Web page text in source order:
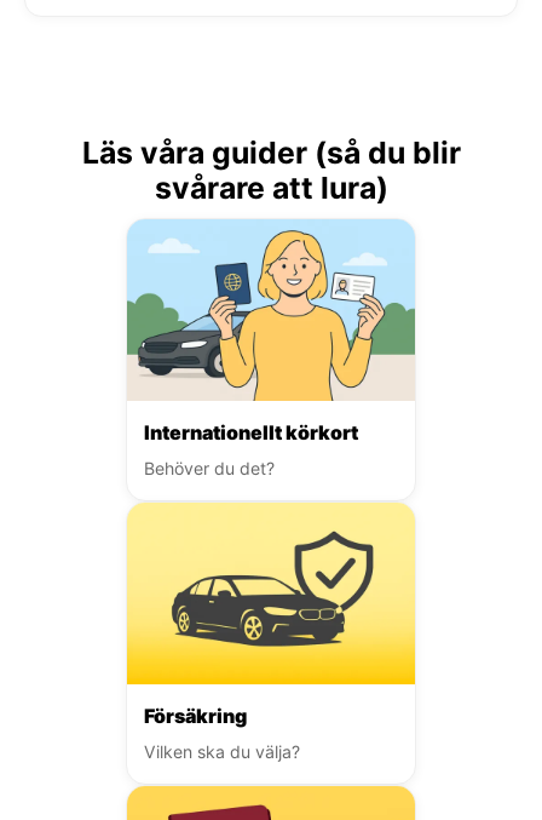
Läs våra guider (så du blir
svårare att lura)
Internationellt körkort
Behöver du det?
Försäkring
Vilken ska du välja?